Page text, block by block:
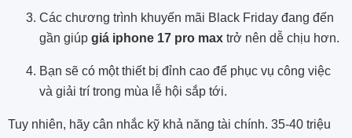
Các chương trình khuyến mãi Black Friday đang đến
gần giúp giá iphone 17 pro max trở nên dễ chịu hơn.
Bạn sẽ có một thiết bị đỉnh cao để phục vụ công việc
và giải trí trong mùa lễ hội sắp tới.
Tuy nhiên, hãy cân nhắc kỹ khả năng tài chính. 35-40 triệu